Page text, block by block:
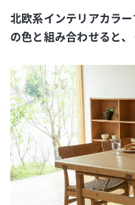
北欧系インテリアカラ
の色と組み合わせると